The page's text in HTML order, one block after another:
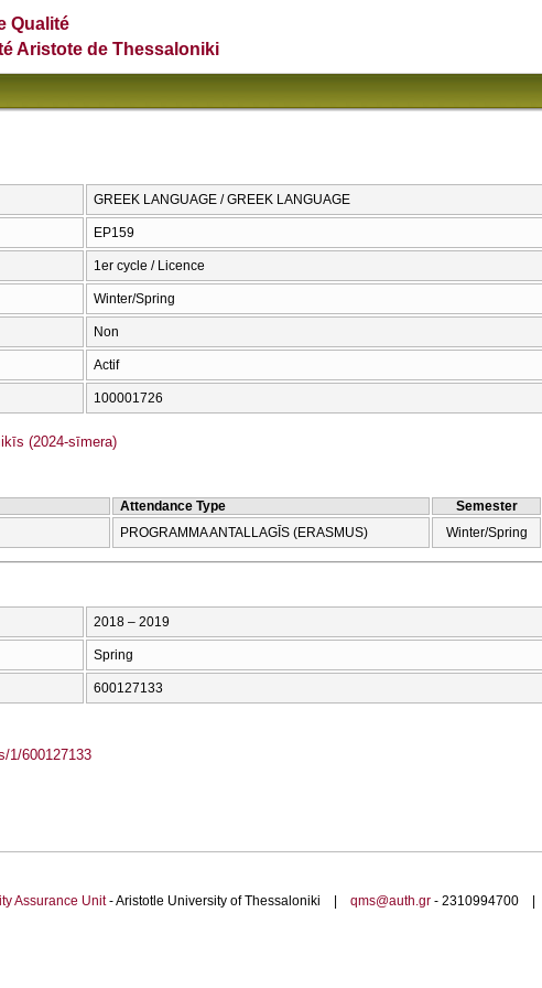
Qualité
Aristote de Thessaloniki
GREEK LANGUAGE / GREEK LANGUAGE
ΕΡ159
1er cycle / Licence
Winter/Spring
Non
Actif
100001726
(2024-sīmera)
Attendance Type Semester
PROGRAMMA ANTALLAGĪS (ERASMUS) Winter/Spring
2018 – 2019
Spring
600127133
1/600127133
Assurance Unit- Aristotle University of Thessaloniki | qms@auth.gr- 2310994700 |